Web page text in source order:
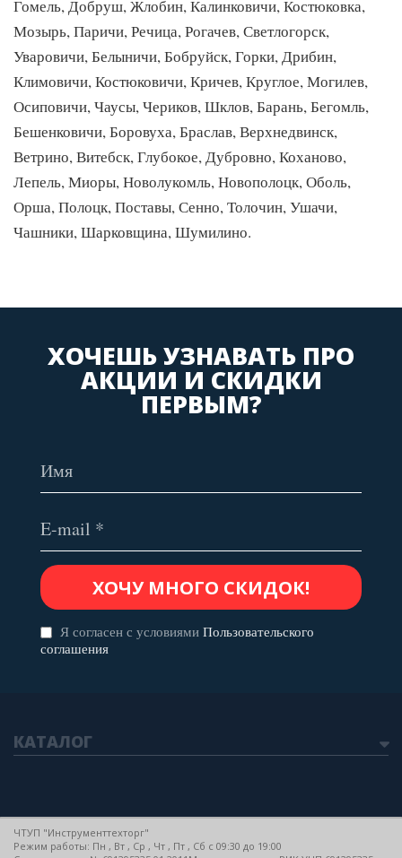
Гомель, Добруш, Жлобин, Калинковичи, Костюковка,
Мозырь, Паричи, Речица, Рогачев, Светлогорск,
Уваровичи, Белыничи, Бобруйск, Горки, Дрибин,
Климовичи, Костюковичи, Кричев, Круглое, Могилев,
Осиповичи, Чаусы, Чериков, Шклов, Барань, Бегомль,
Бешенковичи, Боровуха, Браслав, Верхнедвинск,
Ветрино, Витебск, Глубокое, Дубровно, Коханово,
Лепель, Миоры, Новолукомль, Новополоцк, Оболь,
Орша, Полоцк, Поставы, Сенно, Толочин, Ушачи,
Чашники, Шарковщина, Шумилино.
ХОЧЕШЬ УЗНАВАТЬ ПРО
АКЦИИ И СКИДКИ
ПЕРВЫМ?
Я согласен с условиями Пользовательского
соглашения
КАТАЛОГ
ЧТУП "Инструменттехторг"
Режим работы: Пн , Вт , Ср , Чт , Пт , Сб c 09:30 до 19:00